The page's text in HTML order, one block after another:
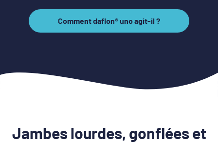
Comment daflon® uno agit-il ?
Comment
?
Jambes lourdes, gonflées et